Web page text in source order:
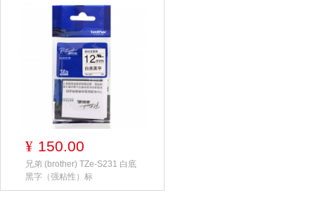
¥ 150.00
兄弟 (brother) TZe-S231 白底
黑字（强粘性）标